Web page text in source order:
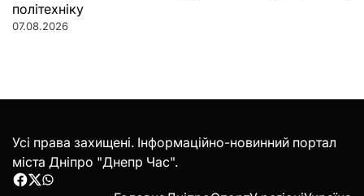
політехніку
07.08.2026
Усі права захищені. Інформаційно-новинний портал
міста Дніпро "Днепр Час".
Facebook
Twitter
WhatsApp